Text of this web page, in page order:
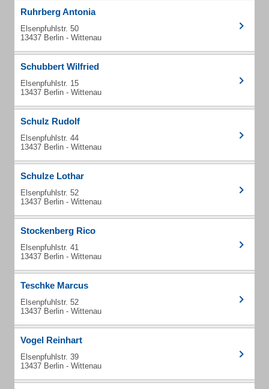
Ruhrberg Antonia
Elsenpfuhlstr. 50
13437 Berlin - Wittenau
Schubbert Wilfried
Elsenpfuhlstr. 15
13437 Berlin - Wittenau
Schulz Rudolf
Elsenpfuhlstr. 44
13437 Berlin - Wittenau
Schulze Lothar
Elsenpfuhlstr. 52
13437 Berlin - Wittenau
Stockenberg Rico
Elsenpfuhlstr. 41
13437 Berlin - Wittenau
Teschke Marcus
Elsenpfuhlstr. 52
13437 Berlin - Wittenau
Vogel Reinhart
Elsenpfuhlstr. 39
13437 Berlin - Wittenau